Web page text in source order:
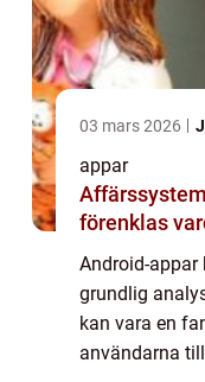
03 mars 2026
appar
Affärssystem
förenklas
Android-appar
grundlig
kan vara en
användarna